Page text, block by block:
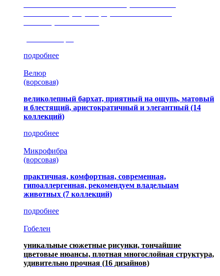
подробнее
Велюр
(ворсовая)
великолепный бархат, приятный на ощупь, матовый
и блестящий, аристократичный и элегантный (14
коллекций)
подробнее
Микрофибра
(ворсовая)
практичная, комфортная, современная,
гипоаллергенная, рекомендуем владельцам
животных (7 коллекций)
подробнее
Гобелен
уникальные сюжетные рисунки, тончайшие
цветовые нюансы, плотная многослойная структура,
удивительно прочная (16 дизайнов)